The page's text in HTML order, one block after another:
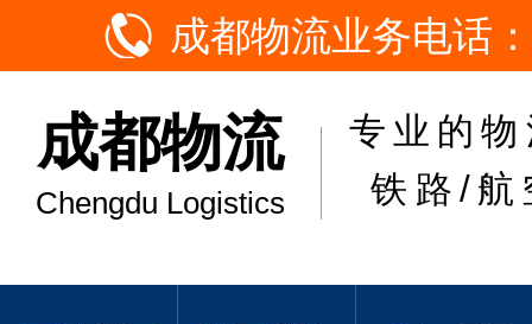
成都物流业务电话
成都物流
Chengdu Logistics
专业的
铁路/航